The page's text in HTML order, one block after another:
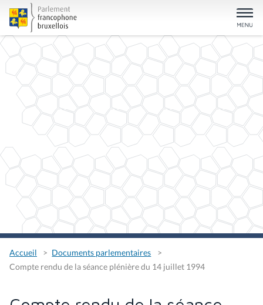
Accueil
Documents parlementaires
Compte rendu de la séance plénière du 14 juillet 1994